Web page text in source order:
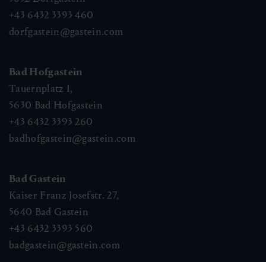
+43 6432 3393 460
dorfgastein@gastein.com
Bad Hofgastein
Tauernplatz 1,
5630 Bad Hofgastein
+43 6432 3393 260
badhofgastein@gastein.com
Bad Gastein
Kaiser Franz Josefstr. 27,
5640 Bad Gastein
+43 6432 3393 560
badgastein@gastein.com